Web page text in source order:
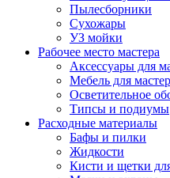
Пылесборники
Сухожары
УЗ мойки
Рабочее место мастера
Аксессуары для
Мебель для
Осветительное
Типсы и подиумы
Расходные материалы
Бафы и пилки
Жидкости
Кисти и щетки